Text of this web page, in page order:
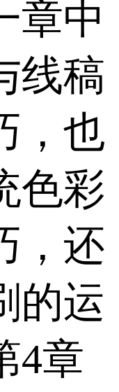
章中
线稿
，也
色彩
，还
的运
4章